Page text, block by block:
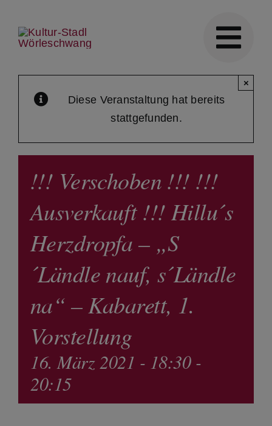
content
Diese Veranstaltung hat bereits
stattgefunden.
×
!!! Verschoben !!! !!!
Ausverkauft !!! Hillu´s
Herzdropfa – „S
´Ländle nauf, s´Ländle
na“ – Kabarett, 1.
Vorstellung
16. März 2021 - 18:30-
20:15